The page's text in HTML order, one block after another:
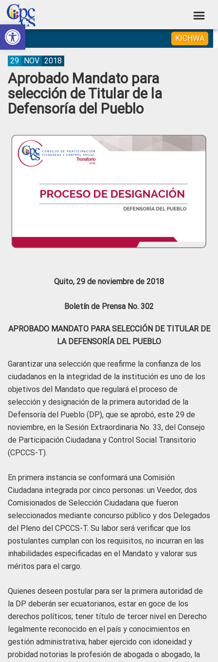
Abrir barra de herramientas
Skip
to
primary
navigation
Skip
to
main
content
Skip
to
primary
sidebar
Skip
to
footer
Consejo
de
Participación
Ciudadana
Control
Construyendo
Poder
Ciudadano
KICHWA
Aprobado Mandato para
selección de Titular de la
Defensoría del Pueblo
29 NOV 2018
Quito, 29 de noviembre de 2018
Boletín de Prensa No. 302
APROBADO MANDATO PARA SELECCIÓN DE TITULAR DE
LA DEFENSORÍA DEL PUEBLO
Garantizar una selección que reafirme la confianza de los
ciudadanos en la integridad de la institución es uno de los
objetivos del Mandato que regulará el proceso de
selección y designación de la primera autoridad de la
Defensoría del Pueblo (DP), que se aprobó, este 29 de
noviembre, en la Sesión Extraordinaria No. 33, del Consejo
de Participación Ciudadana y Control Social Transitorio
(CPCCS-T).
En primera instancia se conformará una Comisión
Ciudadana integrada por cinco personas: un Veedor, dos
Comisionados de Selección Ciudadana que fueron
seleccionados mediante concurso público y dos Delegados
del Pleno del CPCCS-T. Su labor será verificar que los
postulantes cumplan con los requisitos, no incurran en las
inhabilidades especificadas en el Mandato y valorar sus
méritos para el cargo.
Quienes deseen postular para ser la primera autoridad de
la DP deberán ser ecuatorianos, estar en goce de los
derechos políticos; tener título de tercer nivel en Derecho
legalmente reconocido en el país y conocimientos en
gestión administrativa; haber ejercido con idoneidad y
probidad notorias la profesión de abogada o abogado, la